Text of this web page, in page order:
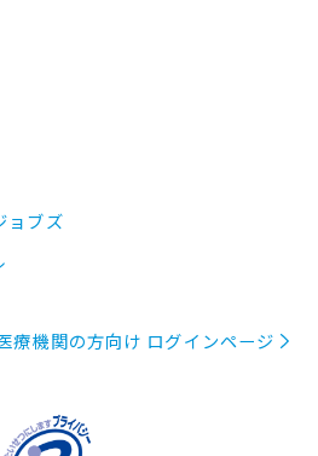
ョブズ
療機関の方向け ログインページ